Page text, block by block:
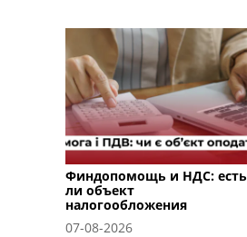
Финдопомощь и НДС: есть
ли объект
налогообложения
07-08-2026